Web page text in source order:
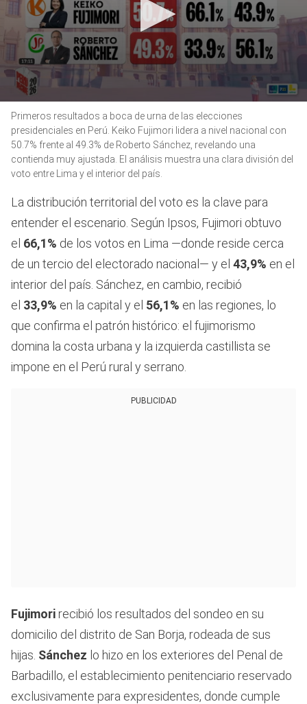
seconds
minute,
seconds
Primeros resultados a boca de urna de las elecciones
presidenciales en Perú. Keiko Fujimori lidera a nivel nacional con
50.7% frente al 49.3% de Roberto Sánchez, revelando una
contienda muy ajustada. El análisis muestra una clara división del
voto entre Lima y el interior del país.
La distribución territorial del voto es la clave para
entender el escenario. Según Ipsos, Fujimori obtuvo
el 66,1% de los votos en Lima —donde reside cerca
de un tercio del electorado nacional— y el 43,9% en el
interior del país. Sánchez, en cambio, recibió
el 33,9% en la capital y el 56,1% en las regiones, lo
que confirma el patrón histórico: el fujimorismo
domina la costa urbana y la izquierda castillista se
impone en el Perú rural y serrano.
PUBLICIDAD
Fujimori recibió los resultados del sondeo en su
domicilio del distrito de San Borja, rodeada de sus
hijas. Sánchez lo hizo en los exteriores del Penal de
Barbadillo, el establecimiento penitenciario reservado
exclusivamente para expresidentes, donde cumple